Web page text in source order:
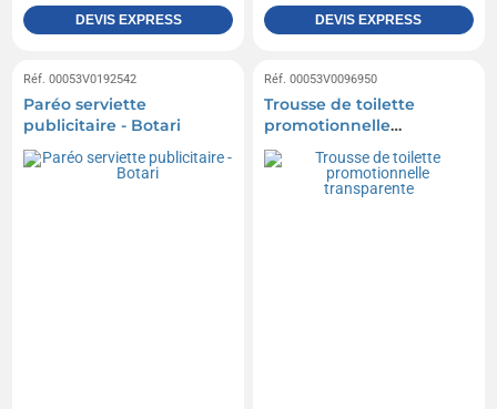
DEVIS EXPRESS DEVIS EXPRESS
Réf. 00053V0192542
Paréo serviette
publicitaire - Botari
Réf. 00053V0096950
Trousse de toilette
promotionnelle
transparente